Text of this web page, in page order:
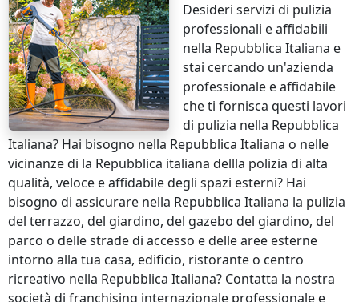
Desideri servizi di pulizia
professionali e affidabili
nella Repubblica Italiana e
stai cercando un'azienda
professionale e affidabile
che ti fornisca questi lavori
di pulizia nella Repubblica
Italiana? Hai bisogno nella Repubblica Italiana o nelle
vicinanze di la Repubblica italiana dellla polizia di alta
qualità, veloce e affidabile degli spazi esterni? Hai
bisogno di assicurare nella Repubblica Italiana la pulizia
del terrazzo, del giardino, del gazebo del giardino, del
parco o delle strade di accesso e delle aree esterne
intorno alla tua casa, edificio, ristorante o centro
ricreativo nella Repubblica Italiana? Contatta la nostra
società di franchising internazionale professionale e